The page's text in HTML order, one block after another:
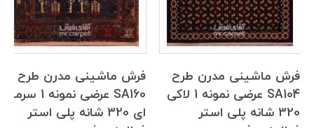
مدرن طرح
SA104 عرضی نمونه 1 لاکی
پلی استر
فرش ماشینی مدرن طرح
SA160 عرضی نمونه 1 سرمه
ای 320 شانه پلی استر
فرش